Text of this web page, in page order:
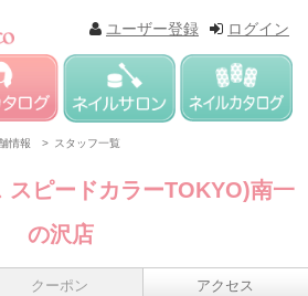
ログイン
ユーザー登録
情報 > スタッフ一覧
ピードカラーTOKYO)南一
の沢店
クーポン アクセス